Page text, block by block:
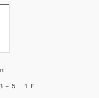
－５ １Ｆ